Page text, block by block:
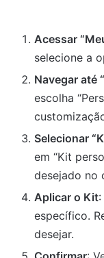
Acessar
selecione a
Navegar até
escolha
Selecionar
em “Kit
desejado no
Aplicar o Kit
específico.
desejar.